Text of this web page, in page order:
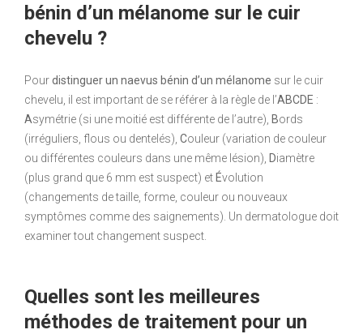
bénin d’un mélanome sur le cuir
chevelu ?
Pourdistinguer un naevus bénin d’un mélanome sur le cuir
chevelu, il est important de se référer à la règle de l’ABCDE :
Asymétrie (si une moitié est différente de l’autre), Bords
(irréguliers, flous ou dentelés), Couleur (variation de couleur
ou différentes couleurs dans une même lésion), Diamètre
(plus grand que 6 mm est suspect) et Évolution
(changements de taille, forme, couleur ou nouveaux
symptômes comme des saignements). Un dermatologue doit
examiner tout changement suspect.
Quelles sont les meilleures
méthodes de traitement pour un